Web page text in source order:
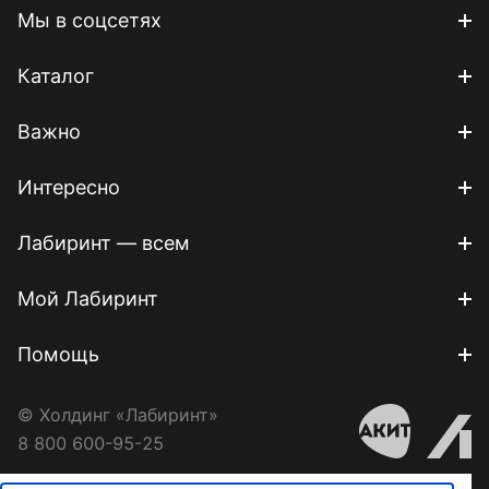
Мы в соцсетях
Каталог
Важно
Интересно
Лабиринт — всем
Мой Лабиринт
Помощь
© Холдинг «Лабиринт»
8 800 600-95-25